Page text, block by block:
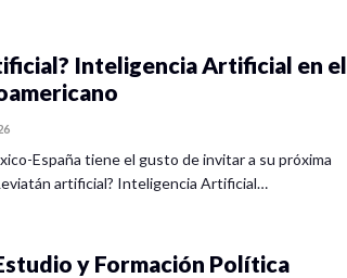
Inteligencia Artificial en el
España tiene el gusto de invitar a su próxima
artificial? Inteligencia Artificial…
y Formación Política